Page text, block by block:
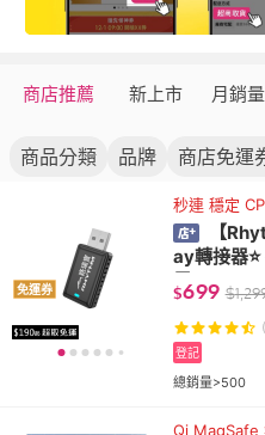
商店推薦 新上市 月銷量
商品分類 品牌 商店免運
免運券
秒連 穩定
【
ay轉接器
用 carplay
$699 $
總銷量>500
登記
Qi MagSafe